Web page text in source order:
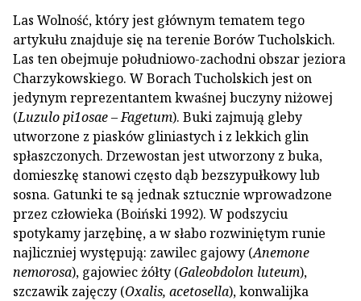
Las Wolność, który jest głównym tematem tego
artykułu znajduje się na terenie Borów Tucholskich.
Las ten obejmuje południowo-zachodni obszar jeziora
Charzykowskiego. W Borach Tucholskich jest on
jedynym reprezentantem kwaśnej buczyny niżowej
(Luzulo pi1osae – Fagetum). Buki zajmują gleby
utworzone z piasków gliniastych i z lekkich glin
spłaszczonych. Drzewostan jest utworzony z buka,
domieszkę stanowi często dąb bezszypułkowy lub
sosna. Gatunki te są jednak sztucznie wprowadzone
przez człowieka (Boiński 1992). W podszyciu
spotykamy jarzębinę, a w słabo rozwiniętym runie
najliczniej występują: zawilec gajowy (Anemone
nemorosa), gajowiec żółty (Galeobdolon luteum),
szczawik zajęczy (Oxalis, acetosella), konwalijka